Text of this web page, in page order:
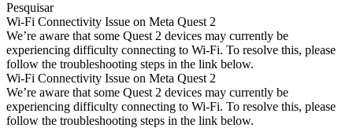
Pesquisar
Wi-Fi Connectivity Issue on Meta Quest 2
We’re aware that some Quest 2 devices may currently be
experiencing difficulty connecting to Wi-Fi. To resolve this, please
follow the troubleshooting steps in the link below.
Wi-Fi Connectivity Issue on Meta Quest 2
We’re aware that some Quest 2 devices may currently be
experiencing difficulty connecting to Wi-Fi. To resolve this, please
follow the troubleshooting steps in the link below.